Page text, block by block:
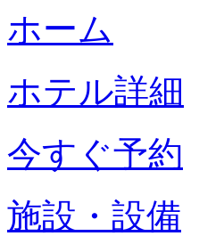
ホーム
ホテル詳細
今すぐ予約
施設・設備